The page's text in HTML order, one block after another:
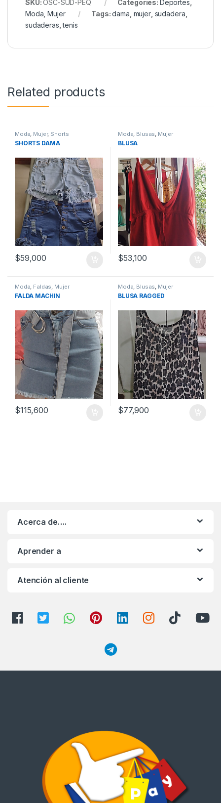
SKU:OSC-SUD-PEQ Categories: Deportes,
Moda,Mujer Tags:dama, mujer, sudadera,
sudaderas,tenis
Related products
Moda, Mujer, Shorts
SHORTS DAMA
$59,000
Moda, Blusas, Mujer
BLUSA
$53,100
Moda, Faldas, Mujer
FALDA MACHIN
$115,600
Moda, Blusas, Mujer
BLUSA RAGGED
$77,900
Acerca de….
Aprender a
Atención al cliente